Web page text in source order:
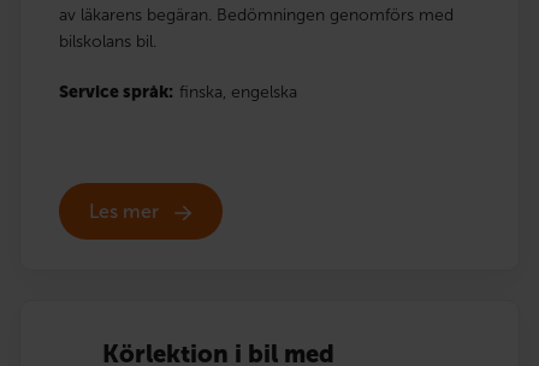
av läkarens begäran. Bedömningen genomförs med
bilskolans bil.
Service språk: finska, engelska
Les mer
Körlektion i bil med